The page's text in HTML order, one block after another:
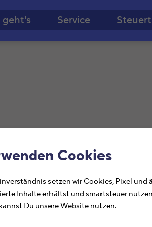
Cookies
setzen wir Cookies, Pixel und
Inhalte erhältst und smartsteuer
Du unsere Website nutzen.
Zum
geht's Service
zum